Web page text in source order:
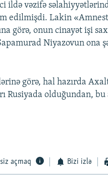
ildə vəzifə
edilmişdi. Lakin
görə, onun cinayət işi
Niyazovun ona
görə, hal hazırda
Rusiyada olduğundan,
açmaq Bizi izlə